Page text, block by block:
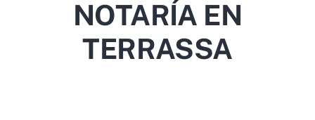
NOTARÍA EN
TERRASSA